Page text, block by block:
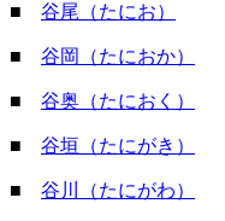
■ 谷尾（たにお）
■ 谷岡（たにおか）
■ 谷奥（たにおく）
■ 谷垣（たにがき）
■ 谷川（たにがわ）